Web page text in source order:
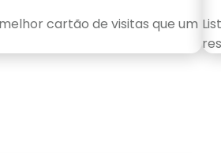
cartão de visitas que um